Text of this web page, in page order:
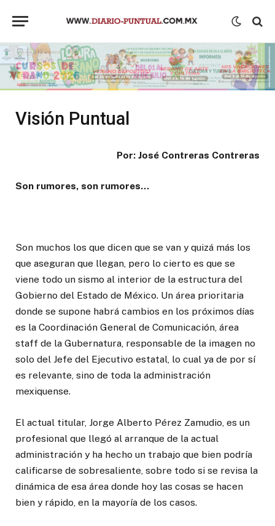
Visión Puntual
Por: José Contreras Contreras
Son rumores, son rumores…
Son muchos los que dicen que se van y quizá más los
que aseguran que llegan, pero lo cierto es que se
viene todo un sismo al interior de la estructura del
Gobierno del Estado de México. Un área prioritaria
donde se supone habrá cambios en los próximos días
es la Coordinación General de Comunicación, área
staff de la Gubernatura, responsable de la imagen no
solo del Jefe del Ejecutivo estatal, lo cual ya de por sí
es relevante, sino de toda la administración
mexiquense.
El actual titular, Jorge Alberto Pérez Zamudio, es un
profesional que llegó al arranque de la actual
administración y ha hecho un trabajo que bien podría
calificarse de sobresaliente, sobre todo si se revisa la
dinámica de esa área donde hoy las cosas se hacen
bien y rápido, en la mayoría de los casos.